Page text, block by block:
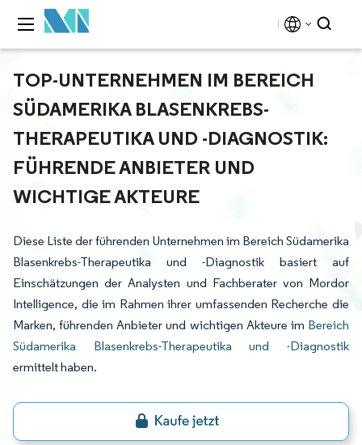
TOP-UNTERNEHMEN IM BEREICH
SÜDAMERIKA BLASENKREBS-
THERAPEUTIKA UND -DIAGNOSTIK:
FÜHRENDE ANBIETER UND
WICHTIGE AKTEURE
Diese Liste der führenden Unternehmen im Bereich Südamerika
Blasenkrebs-Therapeutika und -Diagnostik basiert auf
Einschätzungen der Analysten und Fachberater von Mordor
Intelligence, die im Rahmen ihrer umfassenden Recherche die
Marken, führenden Anbieter und wichtigen Akteure im Bereich
Südamerika Blasenkrebs-Therapeutika und -Diagnostik
ermittelt haben.